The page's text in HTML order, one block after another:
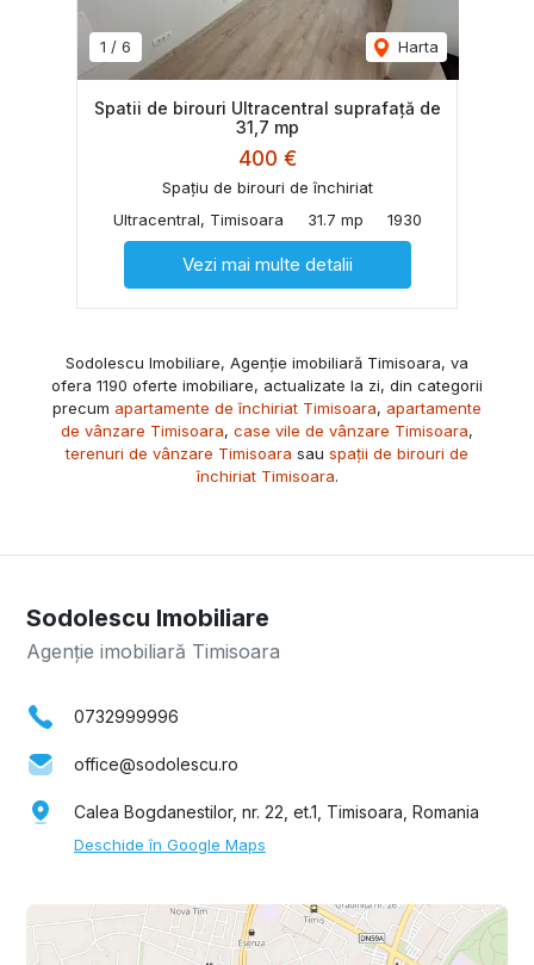
1 / 6 Harta
Spatii de birouri Ultracentral suprafață de
31,7 mp
400 €
Spațiu de birouri de închiriat
Ultracentral, Timisoara
31.7 mp 1930
Vezi mai multe detalii
Sodolescu Imobiliare, Agenție imobiliară Timisoara, va
ofera 1190 oferte imobiliare, actualizate la zi, din categorii
precum apartamente de închiriat Timisoara, apartamente
de vânzare Timisoara, case vile de vânzare Timisoara,
terenuri de vânzare Timisoara sau spații de birouri de
închiriat Timisoara.
Sodolescu Imobiliare
Agenție imobiliară Timisoara
0732999996
office@sodolescu.ro
Calea Bogdanestilor, nr. 22, et.1, Timisoara, Romania
Deschide în Google Maps